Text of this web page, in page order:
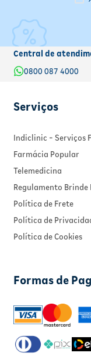
Central de
0800 087 4000
Serviços
Indiclinic - Serviços
Farmácia Popular
Telemedicina
Regulamento Brinde
Política de Frete
Política de
Política de Cookies
Formas de